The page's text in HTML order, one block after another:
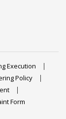
Execution
Policy
Form